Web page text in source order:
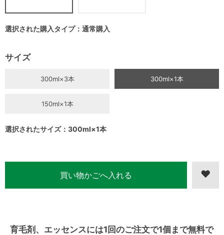
選択された購入タイプ：通常購入
サイズ
300ml×3本 300ml×1本
150ml×1本
選択されたサイズ：300ml×1本
育毛剤、エッセンスには1回のご注文で1個まで無料で